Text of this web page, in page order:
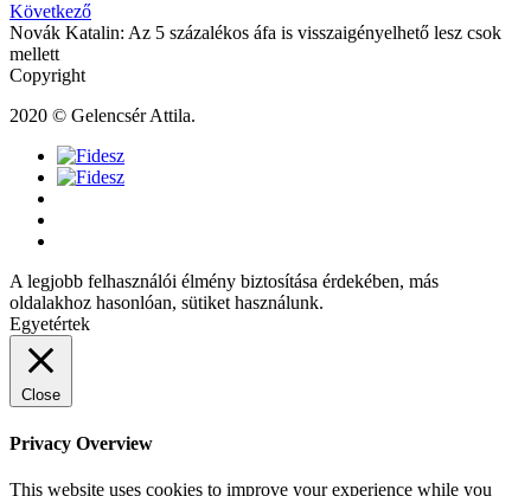
Következő
Novák Katalin: Az 5 százalékos áfa is visszaigényelhető lesz csok
mellett
Copyright
2020 © Gelencsér Attila.
A legjobb felhasználói élmény biztosítása érdekében, más
oldalakhoz hasonlóan, sütiket használunk.
Egyetértek
Close
Privacy Overview
This website uses cookies to improve your experience while you